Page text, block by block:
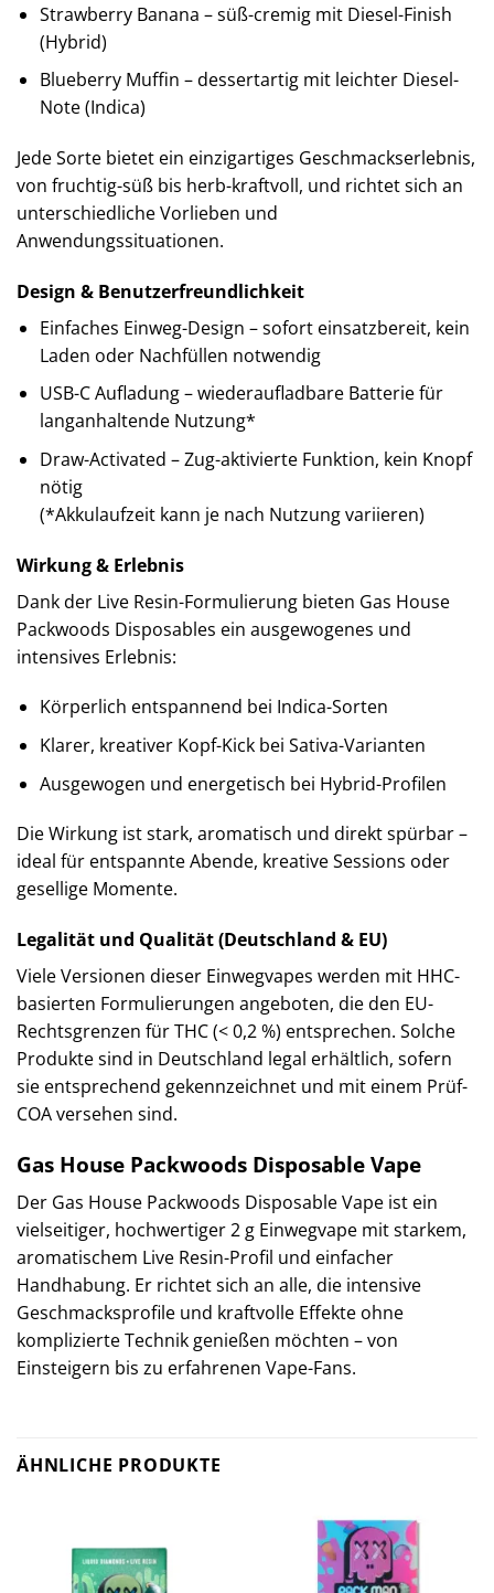
Strawberry Banana – süß-cremig mit Diesel-Finish
(Hybrid)
Blueberry Muffin – dessertartig mit leichter Diesel-
Note (Indica)
Jede Sorte bietet ein einzigartiges Geschmackserlebnis,
von fruchtig-süß bis herb-kraftvoll, und richtet sich an
unterschiedliche Vorlieben und
Anwendungssituationen.
Design & Benutzerfreundlichkeit
Einfaches Einweg-Design – sofort einsatzbereit, kein
Laden oder Nachfüllen notwendig
USB-C Aufladung – wiederaufladbare Batterie für
langanhaltende Nutzung*
Draw-Activated – Zug-aktivierte Funktion, kein Knopf
nötig
(*Akkulaufzeit kann je nach Nutzung variieren)
Wirkung & Erlebnis
Dank der Live Resin-Formulierung bieten Gas House
Packwoods Disposables ein ausgewogenes und
intensives Erlebnis:
Körperlich entspannend bei Indica-Sorten
Klarer, kreativer Kopf-Kick bei Sativa-Varianten
Ausgewogen und energetisch bei Hybrid-Profilen
Die Wirkung ist stark, aromatisch und direkt spürbar –
ideal für entspannte Abende, kreative Sessions oder
gesellige Momente.
Legalität und Qualität (Deutschland & EU)
Viele Versionen dieser Einwegvapes werden mit HHC-
basierten Formulierungen angeboten, die den EU-
Rechtsgrenzen für THC (< 0,2 %) entsprechen. Solche
Produkte sind in Deutschland legal erhältlich, sofern
sie entsprechend gekennzeichnet und mit einem Prüf-
COA versehen sind.
Gas House Packwoods Disposable Vape
Der Gas House Packwoods Disposable Vape ist ein
vielseitiger, hochwertiger 2 g Einwegvape mit starkem,
aromatischem Live Resin-Profil und einfacher
Handhabung. Er richtet sich an alle, die intensive
Geschmacksprofile und kraftvolle Effekte ohne
komplizierte Technik genießen möchten – von
Einsteigern bis zu erfahrenen Vape-Fans.
ÄHNLICHE PRODUKTE